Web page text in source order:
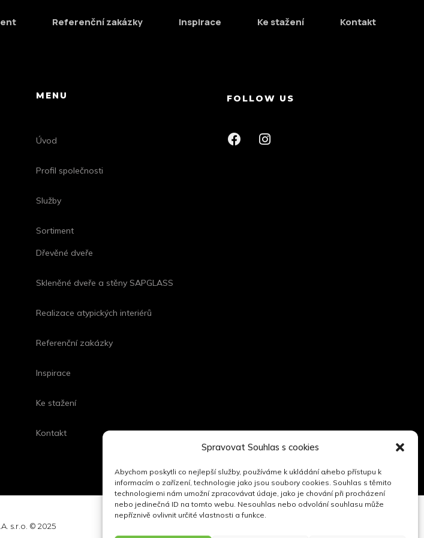
Spravovat Souhlas s cookies
Abychom poskytli co nejlepší služby, používáme k ukládání a/nebo přístupu k
informacím o zařízení, technologie jako jsou soubory cookies. Souhlas s těmito
technologiemi nám umožní zpracovávat údaje, jako je chování při procházení
nebo jedinečná ID na tomto webu. Nesouhlas nebo odvolání souhlasu může
nepříznivě ovlivnit určité vlastnosti a funkce.
Referenční zakázky Inspirace Ke stažení Kontakt
Uniquely implement transparent
MENU
Úvod
Profil společnosti
Služby
Sortiment
Dřevěné dveře
Skleněné dveře a stěny SAPGLASS
Realizace atypických interiérů
Referenční zakázky
Inspirace
Ke stažení
Kontakt
FOLLOW US
s.r.o. © 2025